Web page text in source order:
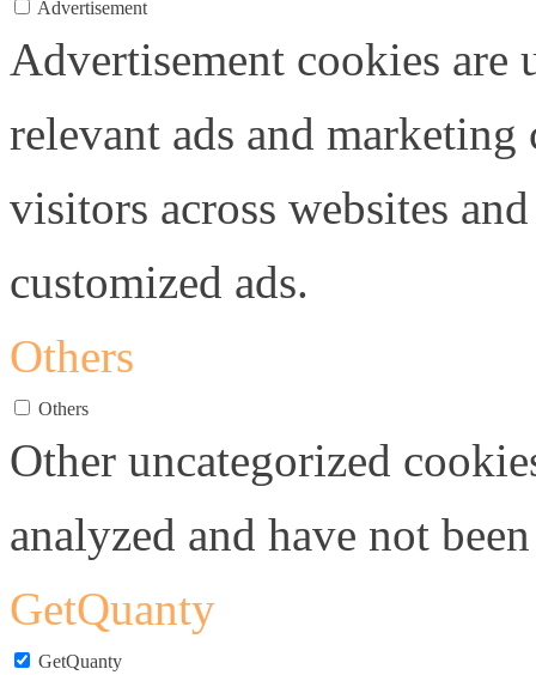
Advertisement
Advertisement cookies
relevant ads and marketing
visitors across websites
customized ads.
Others
Others
Other uncategorized
analyzed and have not
GetQuanty
GetQuanty